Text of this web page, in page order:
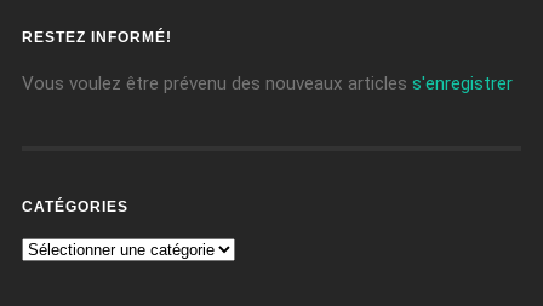
RESTEZ INFORMÉ!
Vous voulez être prévenu des nouveaux articles s'enregistrer
CATÉGORIES